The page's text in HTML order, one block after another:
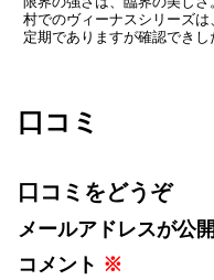
村でのヴィーナスシリーズは
定期でありますが確認できし
ょう。投票すれば、50名様に
オカードと大村マイルが20ポ
口コミ
口コミをどうぞ
メールアドレスが公
コメント ※